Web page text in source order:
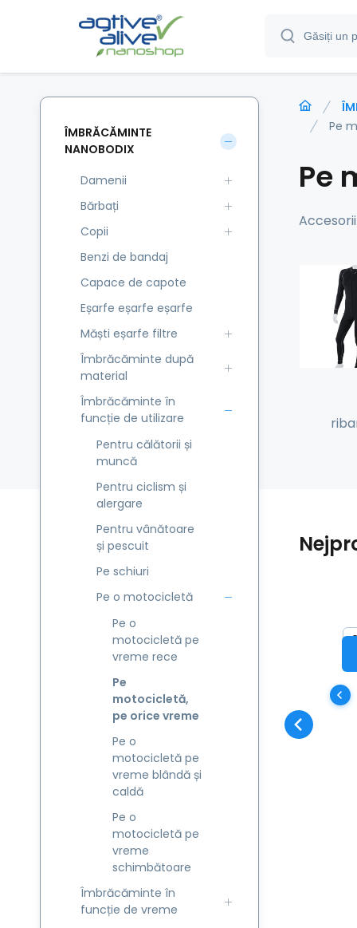
Pe
Pe
ÎMBRĂCĂMINTE
NANOBODIX
Damenii
Bărbați
Copii
Benzi de bandaj
Capace de capote
Eșarfe eșarfe eșarfe
Măști eșarfe filtre
Îmbrăcăminte după
material
Îmbrăcăminte în
funcție de utilizare
Pentru călătorii și
muncă
Pentru ciclism și
alergare
Pentru vânătoare
și pescuit
Pe schiuri
Pe o motocicletă
Pe o
motocicletă pe
vreme rece
Pe
motocicletă,
pe orice vreme
Pe o
motocicletă pe
vreme blândă și
caldă
Pe o
motocicletă pe
vreme
schimbătoare
Îmbrăcăminte în
funcție de vreme